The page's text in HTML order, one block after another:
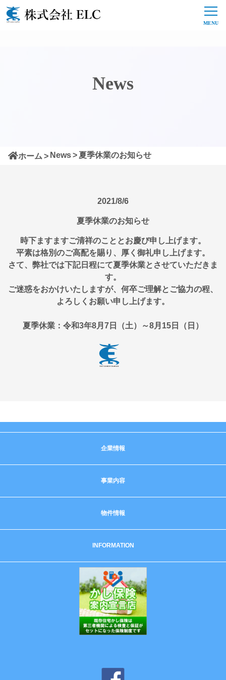
News
ホーム News 夏季休業のお知らせ
2021/8/6
夏季休業のお知らせ
時下ますますご清祥のこととお慶び申し上げます。
平素は格別のご高配を賜り、厚く御礼申し上げます。
さて、弊社では下記日程にて夏季休業とさせていただきま
す。
ご迷惑をおかけいたしますが、何卒ご理解とご協力の程、
よろしくお願い申し上げます。
夏季休業：令和3年8月7日（土）～8月15日（日）
企業情報
事業内容
物件情報
INFORMATION